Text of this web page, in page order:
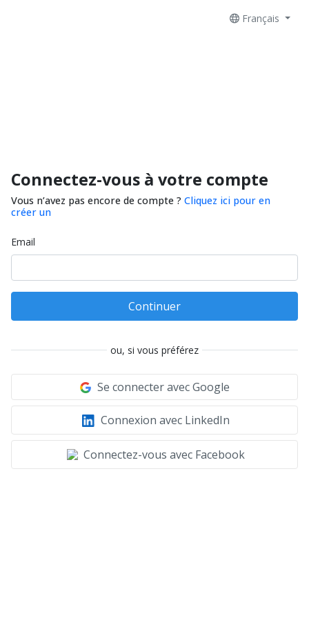
Français
Connectez-vous à votre compte
Vous n’avez pas encore de compte ? Cliquez ici pour en
créer un
Email
Continuer
ou, si vous préférez
Se connecter avec Google
Connexion avec LinkedIn
Connectez-vous avec Facebook